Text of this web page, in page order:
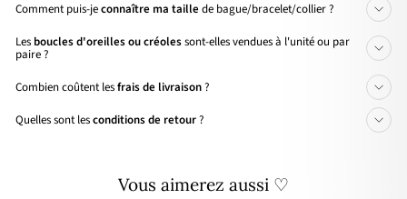
Comment puis-jeconnaître ma taille de bague/bracelet/collier ?
Les boucles d'oreilles ou créolessont-elles vendues à l'unité ou par
paire ?
Combien coûtent lesfrais de livraison?
Quelles sont lesconditions de retour?
Vous aimerez aussi ♡